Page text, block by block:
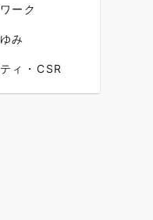
ーク
み
ィ・CSR